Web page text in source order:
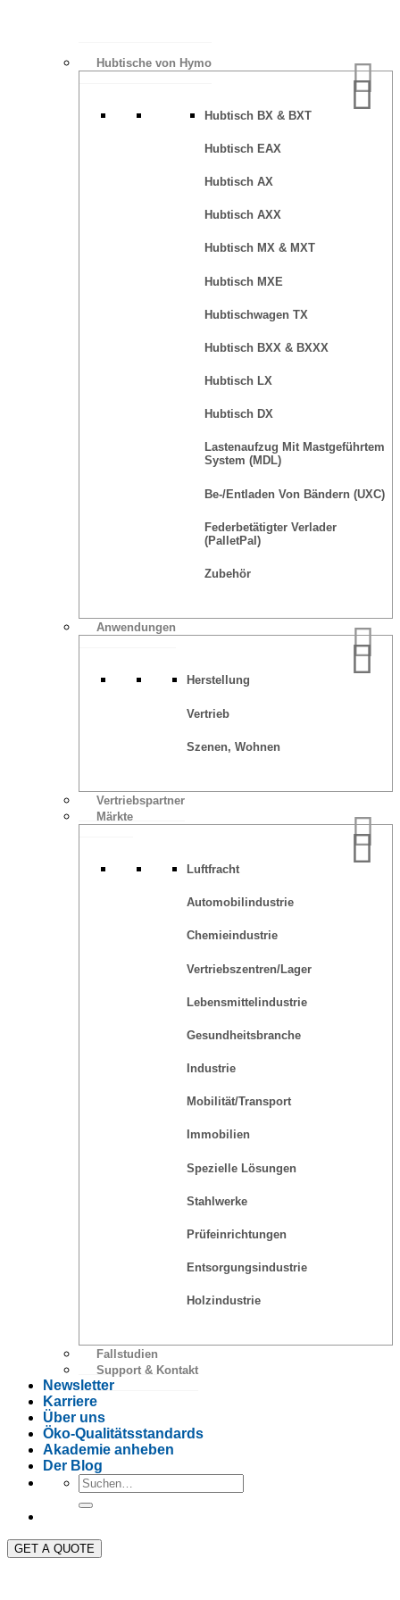
Hubtische von Hymo
Hubtisch BX & BXT
Hubtisch EAX
Hubtisch AX
Hubtisch AXX
Hubtisch MX & MXT
Hubtisch MXE
Hubtischwagen TX
Hubtisch BXX & BXXX
Hubtisch LX
Hubtisch DX
Lastenaufzug Mit Mastgeführtem
System (MDL)
Be-/Entladen Von Bändern (UXC)
Federbetätigter Verlader
(PalletPal)
Zubehör
Anwendungen
Herstellung
Vertrieb
Szenen, Wohnen
Vertriebspartner
Märkte
Luftfracht
Automobilindustrie
Chemieindustrie
Vertriebszentren/Lager
Lebensmittelindustrie
Gesundheitsbranche
Industrie
Mobilität/Transport
Immobilien
Spezielle Lösungen
Stahlwerke
Prüfeinrichtungen
Entsorgungsindustrie
Holzindustrie
Fallstudien
Support & Kontakt
Newsletter
Karriere
Über uns
Öko-Qualitätsstandards
Akademie anheben
Der Blog
GET A QUOTE